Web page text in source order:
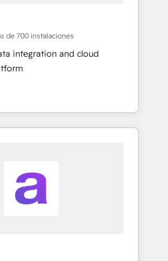
de 700 instalaciones
integration and cloud